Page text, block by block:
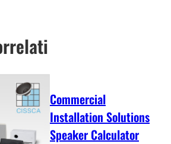
Commercial
Installation Solutions
Speaker Calculator